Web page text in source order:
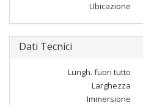
Ubicazione
Dati Tecnici
Lungh. fuori tutto
Larghezza
Immersione